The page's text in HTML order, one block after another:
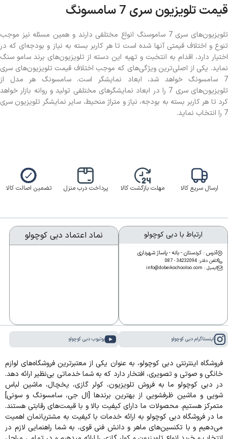
قیمت تلویزیون سری 7 سامسونگ
تلویزیون‌های سری 7 ساموسنگ انواع مختلفی دارند و همین مسئله نیز موجب
تنوع و اختلاف قیمتی آنها شده است تا هر کاربر بسته به نیاز و بودجه‌ای که در
اختیار دارد، اقدام به انتخبت و تهیه این دسته از تلویزیون‌های برند سامو سنگ
نماید. یکی از اصلی‌ترین ویژگی‌های که موجب اختلاف قیمت تلویزیون‌های سری
7 سامسونگ خواهد شد، ابعاد نمایشگر است. سامسونگ هر مدل از
تلویزیون‌های سری 7 را در ابعاد نمایشگرهای مختلفی تولید و روانه بازار خواهد
کرد تا هر کاربر بسته به بودجه، نیاز و متراژ منحیط، سایر نمایشگر تلویزیون سری
7 را انتخاب نماید.
ارسال سریع کالا مهلت بازگشت کالا پرداخت درب منزل تضمین اصالت کالا
ارتباط با دبی کوچولو
آدرس : کردستان - بانه - پاساژ شهرداری
تلفن دفتر: 34232094 - 087
ایمیل : info@dobeikochooloo.com
نماد اعتماد دبی کوچولو
اینستاگرام دبی کوچولو یوتیوب دبی کوچولو
فروشگاه اینترنتی دبی کوچولو، به عنوان یکی از معتبرترین فروشگاه‌های لوازم
خانگی و صوتی و تصویری، افتخار دارد که به شما خدماتی بی‌نظیر ارائه دهد.
در دبی کوچولو ما به فروش تلویزیون، کولر گازی، یخچال، ماشین لباس
شویی و ماشین ظرفشویی از بهترین برندها [ال جی، سامسونگ و سونی]
متمرکز هستیم. محصولات ما دارای کیفیت بالا و با قیمت‌های رقابتی هستند.
ما در فروشگاه دبی کوچولو به ارائه خدمات با کیفیت به مشتریانمان اهمیت
می‌دهیم و با تکنسین‌های ماهر و دانش فنی قوی، به شما راهنمایی لازم در